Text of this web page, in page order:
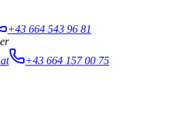
+43 664 543 96 81
+43 664 157 00 75